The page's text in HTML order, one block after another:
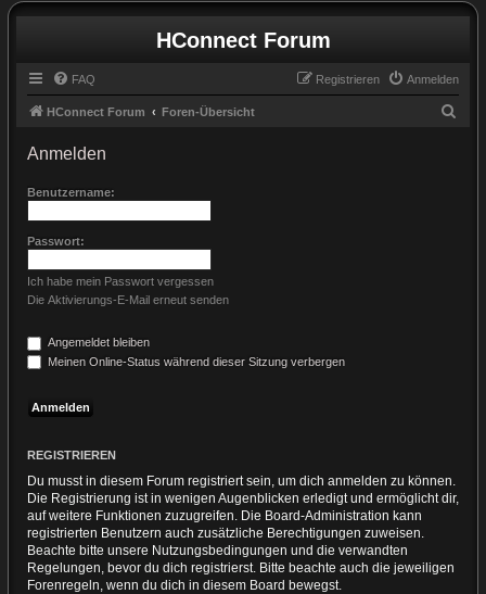
HConnect Forum
FAQ Anmelden
Registrieren
HConnect Forum Foren-Übersicht
Anmelden
Benutzername:
Passwort:
Ich habe mein Passwort vergessen
Die Aktivierungs-E-Mail erneut senden
Angemeldet bleiben
Meinen Online-Status während dieser Sitzung verbergen
REGISTRIEREN
Du musst in diesem Forum registriert sein, um dich anmelden zu können.
Die Registrierung ist in wenigen Augenblicken erledigt und ermöglicht dir,
auf weitere Funktionen zuzugreifen. Die Board-Administration kann
registrierten Benutzern auch zusätzliche Berechtigungen zuweisen.
Beachte bitte unsere Nutzungsbedingungen und die verwandten
Regelungen, bevor du dich registrierst. Bitte beachte auch die jeweiligen
Forenregeln, wenn du dich in diesem Board bewegst.